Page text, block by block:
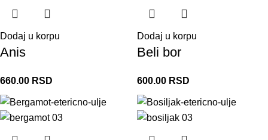
Dodaj u korpu
Anis
660.00 RSD
Dodaj u korpu
Beli bor
600.00 RSD